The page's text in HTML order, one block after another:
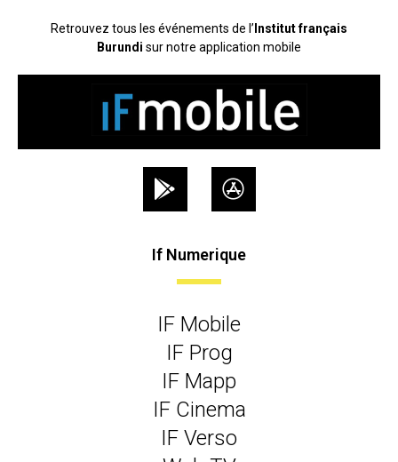
Retrouvez tous les événements de l’ Institut français
Burundi sur notre application mobile
If Numerique
IF Mobile
IF Prog
IF Mapp
IF Cinema
IF Verso